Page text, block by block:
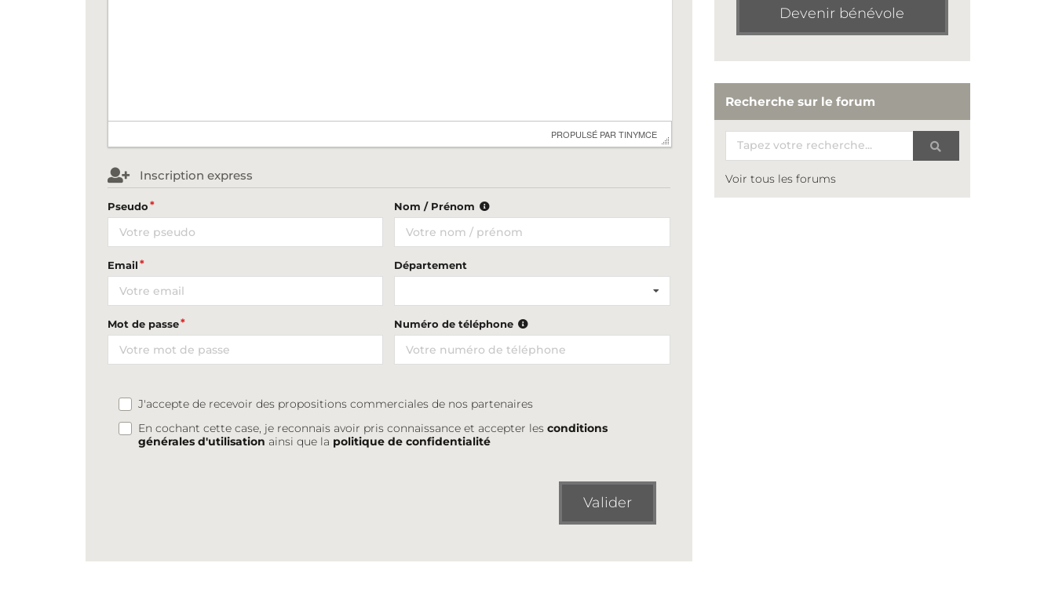
PROPULSÉ PAR TINYMCE
Inscription express
Pseudo Nom / Prénom
Email Département
Mot de passe Numéro de téléphone
J'accepte de recevoir des propositions commerciales de nos partenaires
En cochant cette case, je reconnais avoir pris connaissance et accepter lesconditions
générales d'utilisation ainsi que la politique de confidentialité
Valider
Devenir bénévole
Recherche sur le forum
Voir tous les forums